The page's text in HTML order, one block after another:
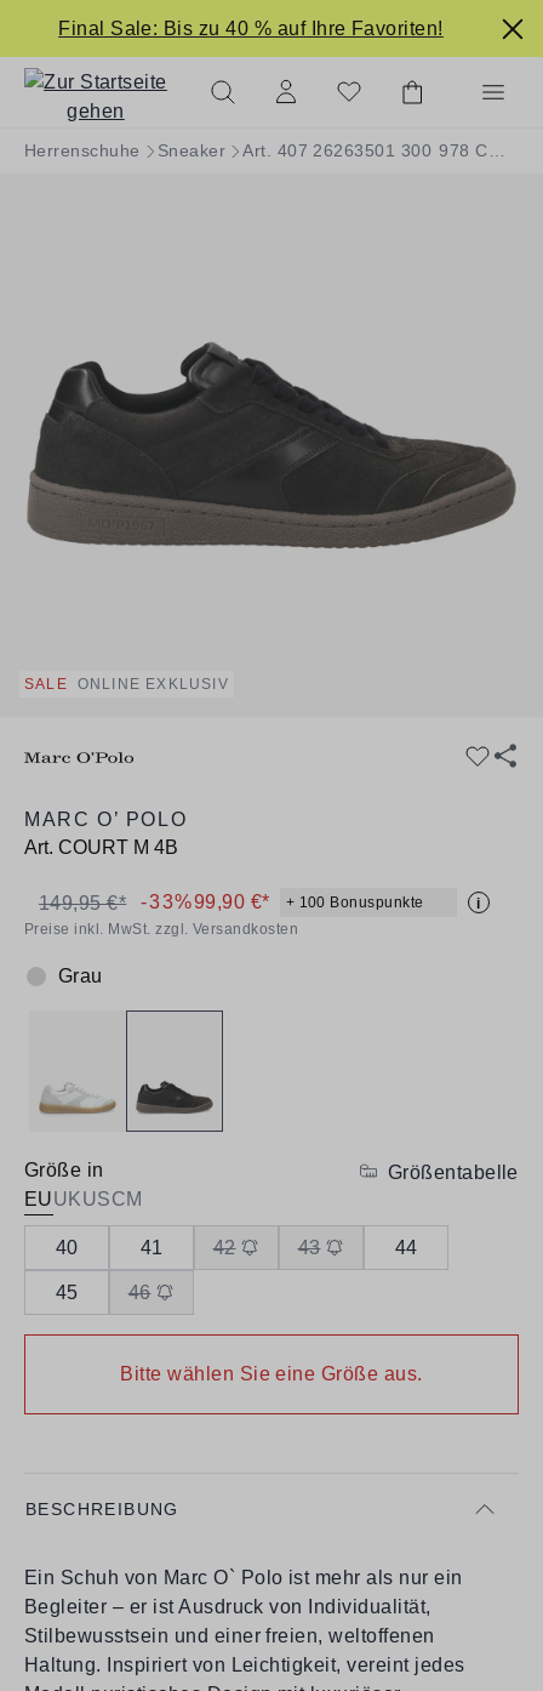
springen
Final Sale: Bis zu 40 % auf Ihre Favoriten!
Herrenschuhe Sneaker
SALE ONLINE EXKLUSIV
MARC O’ POLO
Art. COURT M 4B
99,90 €* + 100 Bonuspunkte i
149,95 €* -33%
Preise inkl. MwSt. zzgl. Versandkosten
Farbe:
Grau
Größe in
EUUKUSCM
Größentabelle
40 41 42 43 44
45 46
Bitte wählen Sie eine Größe aus.
BESCHREIBUNG
Ein Schuh von Marc O` Polo ist mehr als nur ein
Begleiter – er ist Ausdruck von Individualität,
Stilbewusstsein und einer freien, weltoffenen
Haltung. Inspiriert von Leichtigkeit, vereint jedes